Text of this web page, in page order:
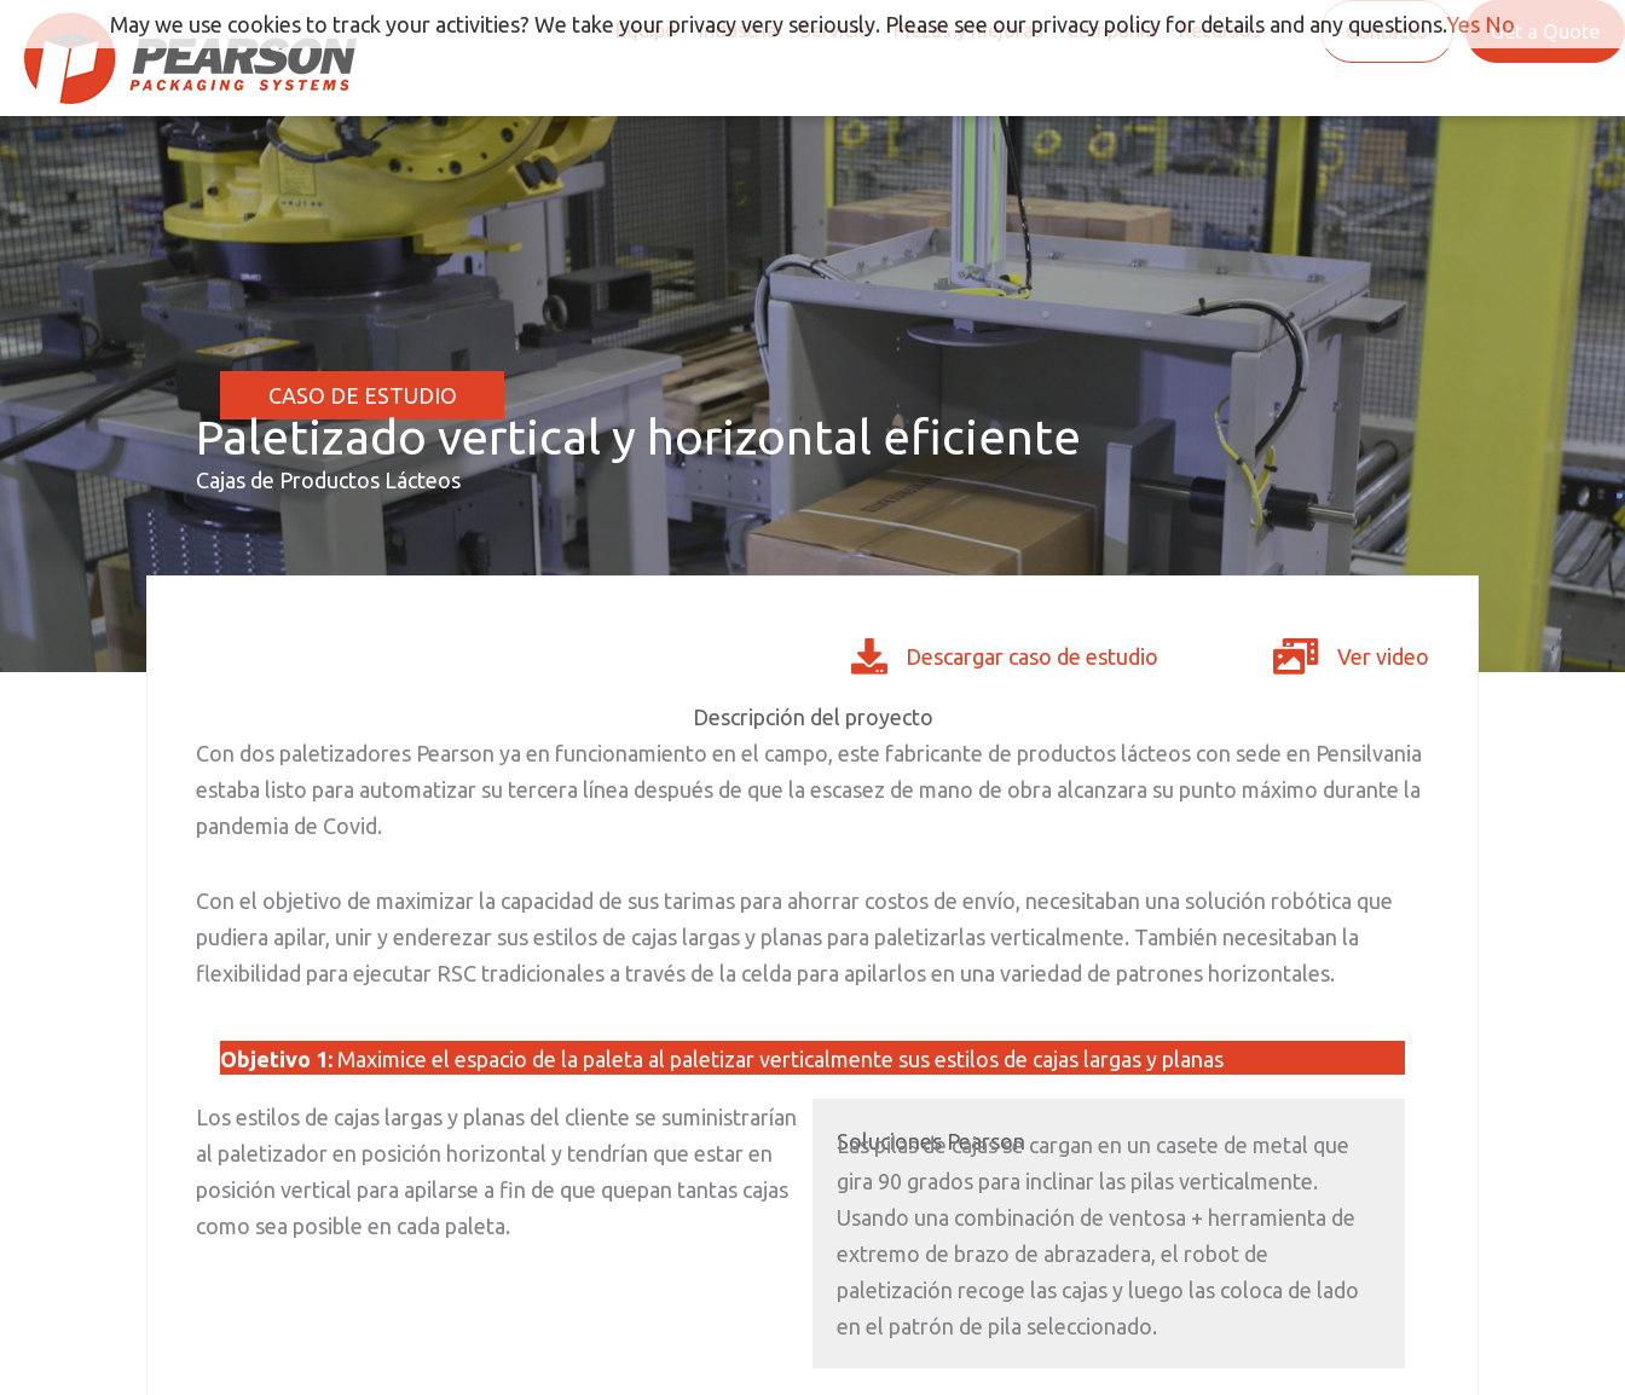
contenido
Equipo Industria Servicio Piezas y mejoras Compañía Recursos Contacto Get a Quote
CASO DE ESTUDIO
Paletizado vertical y horizontal eficiente
Cajas de Productos Lácteos
Descargar caso de estudio Ver video
Descripción del proyecto
Con dos paletizadores Pearson ya en funcionamiento en el campo, este fabricante de productos lácteos con sede en Pensilvania
estaba listo para automatizar su tercera línea después de que la escasez de mano de obra alcanzara su punto máximo durante la
pandemia de Covid.
Con el objetivo de maximizar la capacidad de sus tarimas para ahorrar costos de envío, necesitaban una solución robótica que
pudiera apilar, unir y enderezar sus estilos de cajas largas y planas para paletizarlas verticalmente. También necesitaban la
flexibilidad para ejecutar RSC tradicionales a través de la celda para apilarlos en una variedad de patrones horizontales.
Objetivo 1: Maximice el espacio de la paleta al paletizar verticalmente sus estilos de cajas largas y planas
Los estilos de cajas largas y planas del cliente se suministrarían
al paletizador en posición horizontal y tendrían que estar en
posición vertical para apilarse a fin de que quepan tantas cajas
como sea posible en cada paleta.
Soluciones Pearson
Las pilas de cajas se cargan en un casete de metal que
gira 90 grados para inclinar las pilas verticalmente.
Usando una combinación de ventosa + herramienta de
extremo de brazo de abrazadera, el robot de
paletización recoge las cajas y luego las coloca de lado
en el patrón de pila seleccionado.
May we use cookies to track your activities? We take your privacy very seriously. Please see our privacy policy for details and any questions.Yes No